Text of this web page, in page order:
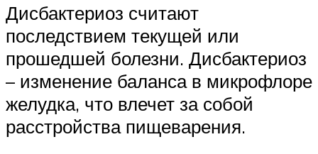
Дисбактериоз считают
последствием текущей или
прошедшей болезни. Дисбактериоз
– изменение баланса в микрофлоре
желудка, что влечет за собой
расстройства пищеварения.